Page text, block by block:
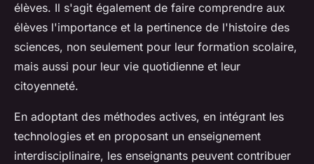
élèves. Il s'agit également de faire comprendre aux
élèves l'importance et la pertinence de l'histoire des
sciences, non seulement pour leur formation scolaire,
mais aussi pour leur vie quotidienne et leur
citoyenneté.
En adoptant des méthodes actives, en intégrant les
technologies et en proposant un enseignement
interdisciplinaire, les enseignants peuvent contribuer